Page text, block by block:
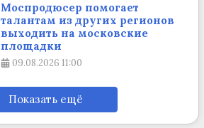
Моспродюсер помогает
талантам из других регионов
выходить на московские
площадки
09.08.2026 11:00
Показать ещё